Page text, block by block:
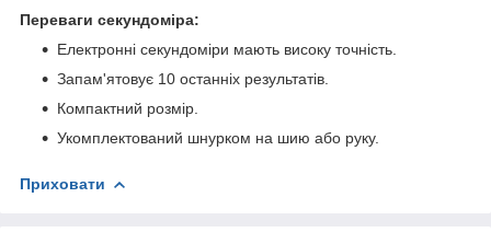
Переваги секундоміра:
Електронні секундоміри мають високу точність.
Запам'ятовує 10 останніх результатів.
Компактний розмір.
Укомплектований шнурком на шию або руку.
Приховати